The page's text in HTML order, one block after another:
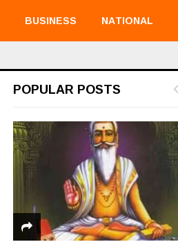
BUSINESS NATIONAL
POPULAR POSTS